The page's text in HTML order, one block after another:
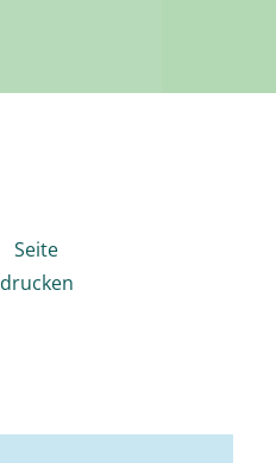
Seite
drucken